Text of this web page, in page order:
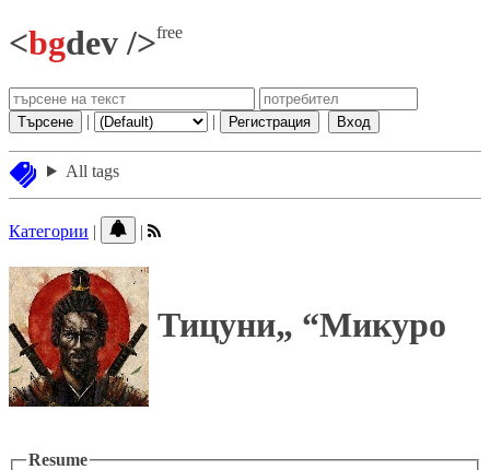
<bgdev />free
Търсене | | Регистрация Вход
All tags
Категории | |
Тицуни Микуро
Resume